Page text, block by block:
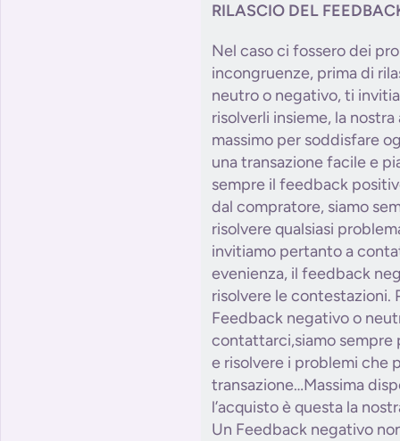
RILASCIO DEL
Nel caso ci fossero dei
incongruenze, prima di
neutro o negativo, ti
risolverli insieme, la
massimo per soddisfare
una transazione facile e
sempre il feedback
dal compratore, siamo
risolvere qualsiasi
invitiamo pertanto a
evenienza, il feedback
risolvere le contestazioni.
Feedback negativo o
contattarci,siamo sempre
e risolvere i problemi che
transazione…Massima
l’acquisto è questa la
Un Feedback negativo